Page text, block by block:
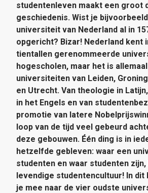
studentenleven maakt een groot
geschiedenis. Wist je
universiteit van Nederland al in
opgericht? Bizar! Nederland kent
tientallen gerenommeerde
hogescholen, maar het is
universiteiten van Leiden,
en Utrecht. Van theologie in
in het Engels en van
promotie van latere
loop van de tijd veel gebeurd
deze gebouwen. Één ding is in
hetzelfde gebleven: waar een
studenten en waar studenten
levendige studentencultuur! In dit
je mee naar de vier oudste